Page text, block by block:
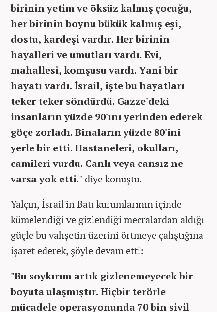
birinin yetim ve öksüz kalmış çocuğu,
her birinin boynu bükük kalmış eşi,
dostu, kardeşi vardır. Her birinin
hayalleri ve umutları vardı. Evi,
mahallesi, komşusu vardı. Yani bir
hayatı vardı. İsrail, işte bu hayatları
teker teker söndürdü. Gazze'deki
insanların yüzde 90'ını yerinden ederek
göçe zorladı. Binaların yüzde 80'ini
yerle bir etti. Hastaneleri, okulları,
camileri vurdu. Canlı veya cansız ne
varsa yok etti." diye konuştu.
Yalçın, İsrail'in Batı kurumlarının içinde
kümelendiği ve gizlendiği mecralardan aldığı
güçle bu vahşetin üzerini örtmeye çalıştığına
işaret ederek, şöyle devam etti:
"Bu soykırım artık gizlenemeyecek bir
boyuta ulaşmıştır. Hiçbir terörle
mücadele operasyonunda 70 bin sivil